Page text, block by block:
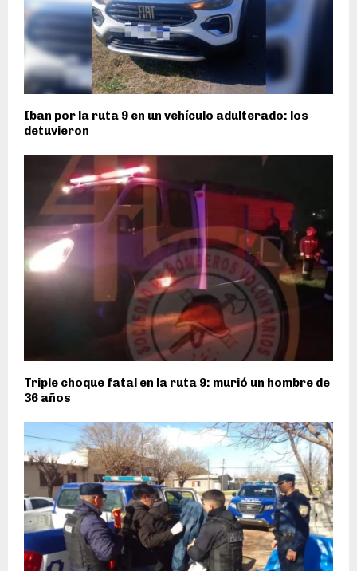
Iban por la ruta 9 en un vehículo adulterado: los
detuvieron
Triple choque fatal en la ruta 9: murió un hombre de
36 años